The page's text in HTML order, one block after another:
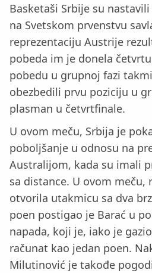
Basketaši Srbije su
na Svetskom prvenstvu
reprezentaciju Austrije
pobeda im je donela
pobedu u grupnoj fazi
obezbedili prvu poziciju u
plasman u četvrtfinale.
U ovom meču, Srbija je
poboljšanje u odnosu na
Australijom, kada su imali
sa distance. U ovom meču,
otvorila utakmicu sa dva
poen postigao je Barać u
napada, koji je, iako je
računat kao jedan poen.
Milutinović je takođe